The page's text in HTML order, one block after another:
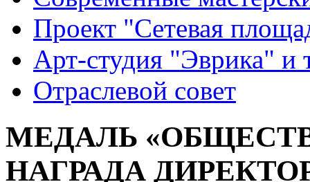
Проект "Сетевая
Арт-студия "Эврика" и
Отраслевой совет
МЕДАЛЬ
НАГРАДА